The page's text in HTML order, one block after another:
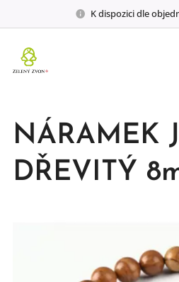
K dispozici dle
NÁRAMEK
DŘEVITÝ